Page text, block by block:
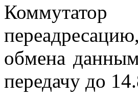
обмена
передачу до